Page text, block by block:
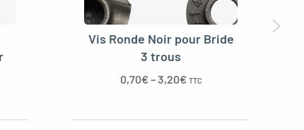
Vis Ronde Noir pour Bride
3 trous
0,70€–3,20€ TTC